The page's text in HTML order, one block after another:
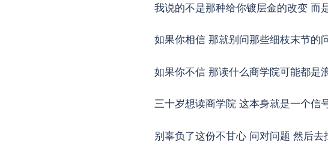
我说的不是那种给你镀层金的改变 而
如果你相信 那就别问那些细枝末节的
如果你不信 那读什么商学院可能都是
三十岁想读商学院 这本身就是一个信
别辜负了这份不甘心 问对问题 然后去